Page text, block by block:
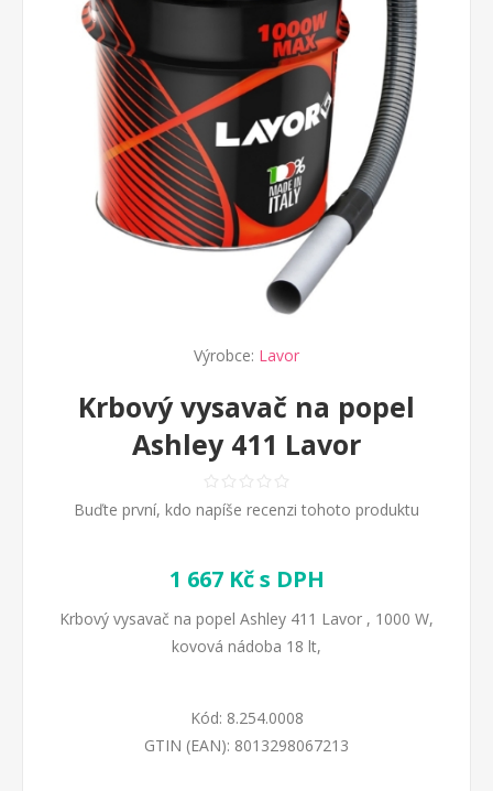
Výrobce: Lavor
Krbový vysavač na popel
Ashley 411 Lavor
Buďte první, kdo napíše recenzi tohoto produktu
1 667 Kč s DPH
Krbový vysavač na popel Ashley 411 Lavor , 1000 W,
kovová nádoba 18 lt,
Kód: 8.254.0008
GTIN (EAN): 8013298067213